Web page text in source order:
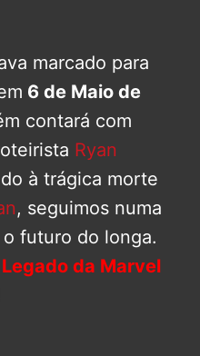
marcado para
6 de Maio de
contará com
Ryan
à trágica morte
, seguimos numa
futuro do longa.
Legado da Marvel